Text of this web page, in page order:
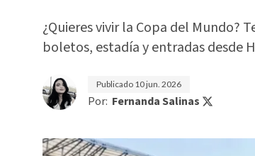
¿Quieres vivir la Copa del
boletos, estadía y entradas desde
Publicado 10 jun. 2026
Por: Fernanda Salinas